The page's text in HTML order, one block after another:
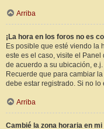
Arriba
¡La hora en los foros no es
Es posible que esté viendo la
este es el caso, visite el
de acuerdo a su ubicación,
Recuerde que para cambiar
debe estar registrado. Si no
Arriba
Cambié la zona horaria en